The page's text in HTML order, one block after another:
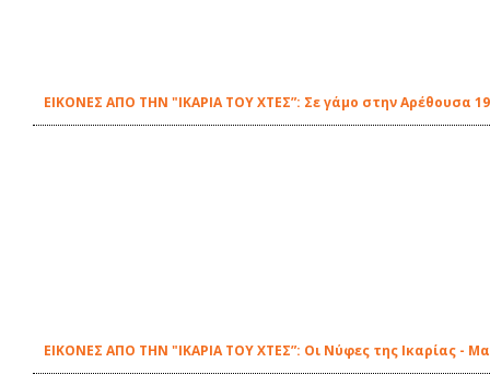
ΕΙΚΟΝΕΣ ΑΠΟ ΤΗΝ "ΙΚΑΡΙΑ ΤΟΥ ΧΤΕΣ”: Σε γάμο στην Αρέθουσα
ΕΙΚΟΝΕΣ ΑΠΟ ΤΗΝ "ΙΚΑΡΙΑ ΤΟΥ ΧΤΕΣ”: Οι Νύφες της Ικαρίας